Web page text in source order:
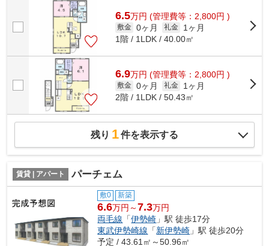
6.5万円 (管理費等：2,800円 )
敷金 0ヶ月 礼金
1ヶ月
1階 / 1LDK / 40.00㎡
6.9万円 (管理費等：2,800円 )
敷金 0ヶ月 礼金
1ヶ月
2階 / 1LDK / 50.43㎡
残り 1件を表示する
賃貸 | アパート パーチェム
敷0 新築
6.6万円～7.3万円
両毛線 「伊勢崎 」駅 徒歩17分
東武伊勢崎線 「新伊勢崎 」駅 徒歩20分
予定 / 43.61㎡～50.96㎡